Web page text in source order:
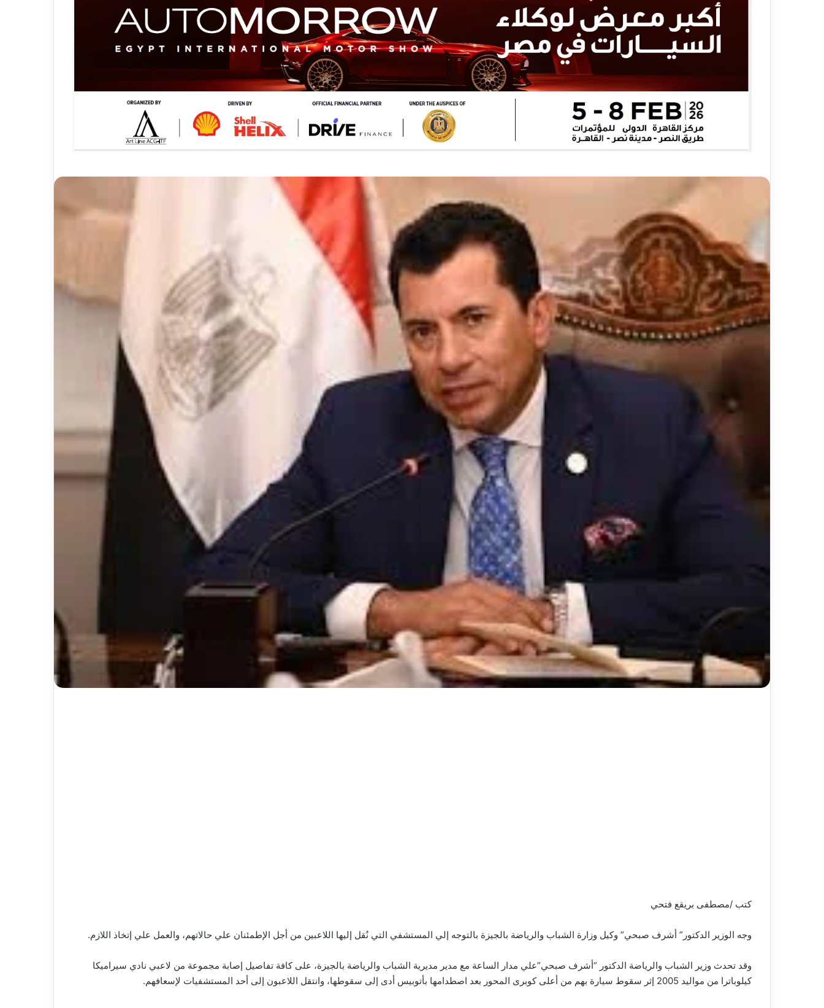
كتب /مصطفى بريقع فتحي
وجه الوزير الدكتور” أشرف صبحي” وكيل وزارة الشباب والرياضة بالجيزة بالتوجه إلي المستشفي التي نُقل إليها اللاعبين من أجل الإطمئنان علي حالاتهم، والعمل علي إتخاذ اللازم.
وقد تحدث وزير الشباب والرياضة الدكتور “أشرف صبحي”علي مدار الساعة مع مدير مديرية الشباب والرياضة بالجيزة، على كافة تفاصيل إصابة مجموعة من لاعبي نادي سيراميكا
كيلوباترا من مواليد 2005 إثر سقوط سيارة بهم من أعلى كوبرى المحور بعد اصطدامها بأتوبيس أدى إلى سقوطها، وانتقل اللاعبون إلى أحد المستشفيات لإسعافهم.